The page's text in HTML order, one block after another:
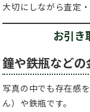
大切にしながら査定
お引き
鐘や鉄瓶などの
写真の中でも存在感
ん）や鉄瓶です。